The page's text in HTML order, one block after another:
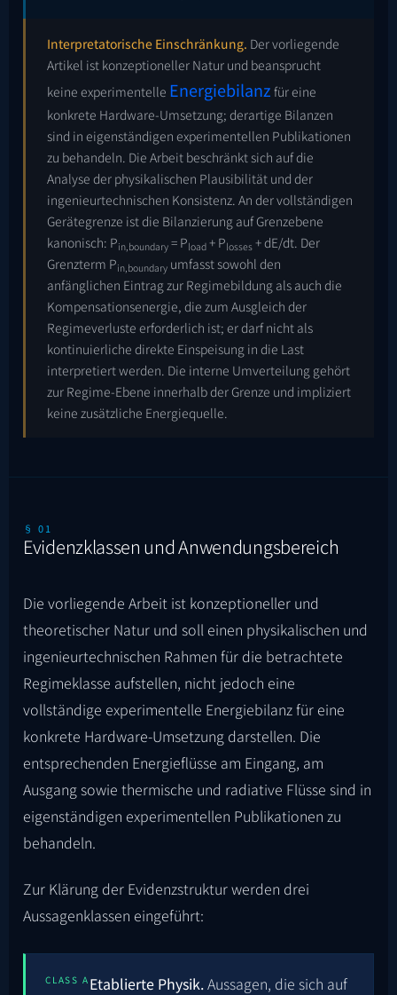
Interpretatorische Einschränkung. Der vorliegende
Artikel ist konzeptioneller Natur und beansprucht
keine experimentelle Energiebilanz für eine
konkrete Hardware-Umsetzung; derartige Bilanzen
sind in eigenständigen experimentellen Publikationen
zu behandeln. Die Arbeit beschränkt sich auf die
Analyse der physikalischen Plausibilität und der
ingenieurtechnischen Konsistenz. An der vollständigen
Gerätegrenze ist die Bilanzierung auf Grenzebene
kanonisch: Pin,boundary = Pload + Plosses + dE/dt. Der
Grenzterm Pin,boundary umfasst sowohl den
anfänglichen Eintrag zur Regimebildung als auch die
Kompensationsenergie, die zum Ausgleich der
Regimeverluste erforderlich ist; er darf nicht als
kontinuierliche direkte Einspeisung in die Last
interpretiert werden. Die interne Umverteilung gehört
zur Regime-Ebene innerhalb der Grenze und impliziert
keine zusätzliche Energiequelle.
§ 01
Evidenzklassen und Anwendungsbereich
Die vorliegende Arbeit ist konzeptioneller und
theoretischer Natur und soll einen physikalischen und
ingenieurtechnischen Rahmen für die betrachtete
Regimeklasse aufstellen, nicht jedoch eine
vollständige experimentelle Energiebilanz für eine
konkrete Hardware-Umsetzung darstellen. Die
entsprechenden Energieflüsse am Eingang, am
Ausgang sowie thermische und radiative Flüsse sind in
eigenständigen experimentellen Publikationen zu
behandeln.
Zur Klärung der Evidenzstruktur werden drei
Aussagenklassen eingeführt:
CLASS A Etablierte Physik.Aussagen, die sich auf